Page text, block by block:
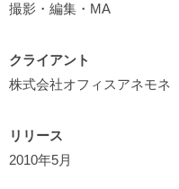
撮影・編集・MA
クライアント
株式会社オフィスアネモネ
リリース
2010年5月